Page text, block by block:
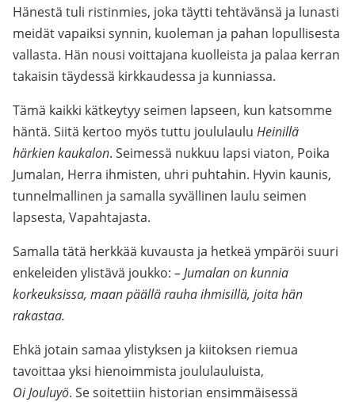
Hänestä tuli ristinmies, joka täytti tehtävänsä ja lunasti
meidät vapaiksi synnin, kuoleman ja pahan lopullisesta
vallasta. Hän nousi voittajana kuolleista ja palaa kerran
takaisin täydessä kirkkaudessa ja kunniassa.
Tämä kaikki kätkeytyy seimen lapseen, kun katsomme
häntä. Siitä kertoo myös tuttu joululaulu Heinillä
härkien kaukalon. Seimessä nukkuu lapsi viaton, Poika
Jumalan, Herra ihmisten, uhri puhtahin. Hyvin kaunis,
tunnelmallinen ja samalla syvällinen laulu seimen
lapsesta, Vapahtajasta.
Samalla tätä herkkää kuvausta ja hetkeä ympäröi suuri
enkeleiden ylistävä joukko: – Jumalan on kunnia
korkeuksissa, maan päällä rauha ihmisillä, joita hän
rakastaa.
Ehkä jotain samaa ylistyksen ja kiitoksen riemua
tavoittaa yksi hienoimmista joululauluista,
Oi Jouluyö. Se soitettiin historian ensimmäisessä